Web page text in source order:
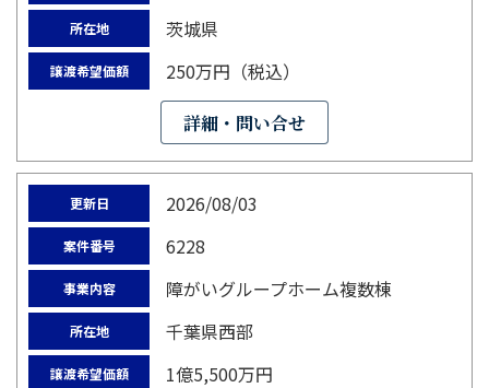
所在地 茨城県
譲渡希望価額 250万円（税込）
詳細・問い合せ
更新日 2026/08/03
案件番号 6228
事業内容 障がいグループホーム複数棟
所在地 千葉県西部
譲渡希望価額 1億5,500万円